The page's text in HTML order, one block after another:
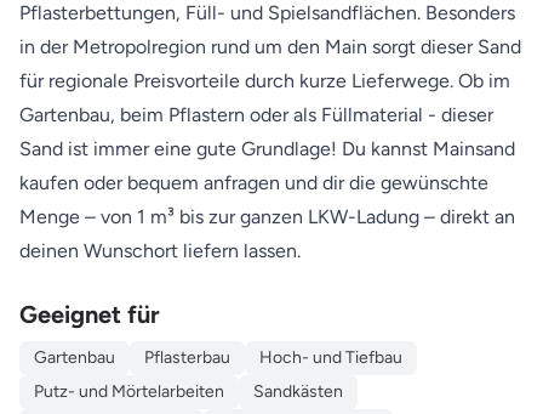
Pflasterbettungen, Füll- und Spielsandflächen. Besonders
in der Metropolregion rund um den Main sorgt dieser Sand
für regionale Preisvorteile durch kurze Lieferwege. Ob im
Gartenbau, beim Pflastern oder als Füllmaterial - dieser
Sand ist immer eine gute Grundlage! Du kannst Mainsand
kaufen oder bequem anfragen und dir die gewünschte
Menge – von 1 m³ bis zur ganzen LKW-Ladung – direkt an
deinen Wunschort liefern lassen.
Geeignet für
Gartenbau Pflasterbau
Hoch- und Tiefbau
Putz- und Mörtelarbeiten
Sandkästen